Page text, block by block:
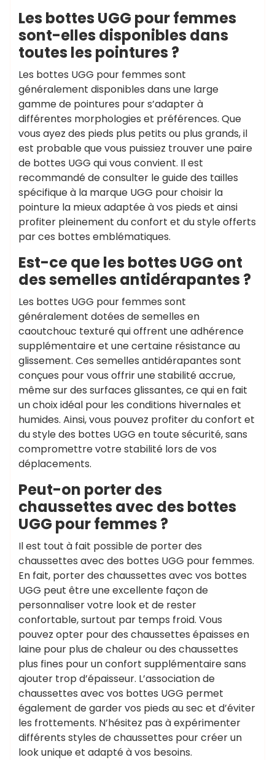
Les bottes UGG pour femmes
sont-elles disponibles dans
toutes les pointures ?
Les bottes UGG pour femmes sont
généralement disponibles dans une large
gamme de pointures pour s’adapter à
différentes morphologies et préférences. Que
vous ayez des pieds plus petits ou plus grands, il
est probable que vous puissiez trouver une paire
de bottes UGG qui vous convient. Il est
recommandé de consulter le guide des tailles
spécifique à la marque UGG pour choisir la
pointure la mieux adaptée à vos pieds et ainsi
profiter pleinement du confort et du style offerts
par ces bottes emblématiques.
Est-ce que les bottes UGG ont
des semelles antidérapantes ?
Les bottes UGG pour femmes sont
généralement dotées de semelles en
caoutchouc texturé qui offrent une adhérence
supplémentaire et une certaine résistance au
glissement. Ces semelles antidérapantes sont
conçues pour vous offrir une stabilité accrue,
même sur des surfaces glissantes, ce qui en fait
un choix idéal pour les conditions hivernales et
humides. Ainsi, vous pouvez profiter du confort et
du style des bottes UGG en toute sécurité, sans
compromettre votre stabilité lors de vos
déplacements.
Peut-on porter des
chaussettes avec des bottes
UGG pour femmes ?
Il est tout à fait possible de porter des
chaussettes avec des bottes UGG pour femmes.
En fait, porter des chaussettes avec vos bottes
UGG peut être une excellente façon de
personnaliser votre look et de rester
confortable, surtout par temps froid. Vous
pouvez opter pour des chaussettes épaisses en
laine pour plus de chaleur ou des chaussettes
plus fines pour un confort supplémentaire sans
ajouter trop d’épaisseur. L’association de
chaussettes avec vos bottes UGG permet
également de garder vos pieds au sec et d’éviter
les frottements. N’hésitez pas à expérimenter
différents styles de chaussettes pour créer un
look unique et adapté à vos besoins.